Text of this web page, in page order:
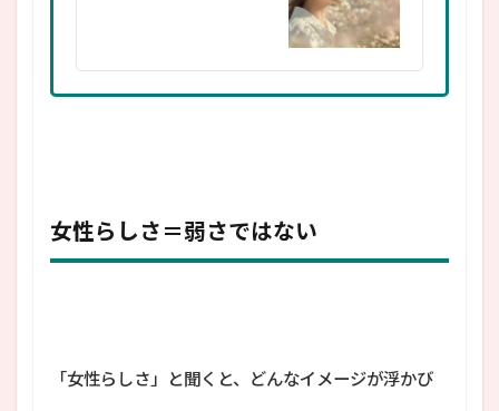
女性らしさ＝弱さではない
「女性らしさ」と聞くと、どんなイメージが浮かび